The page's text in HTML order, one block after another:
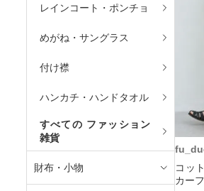
レインコート・ポンチョ
めがね・サングラス
付け襟
ハンカチ・ハンドタオル
すべての ファッション
雑貨
財布・小物
コッ
カー